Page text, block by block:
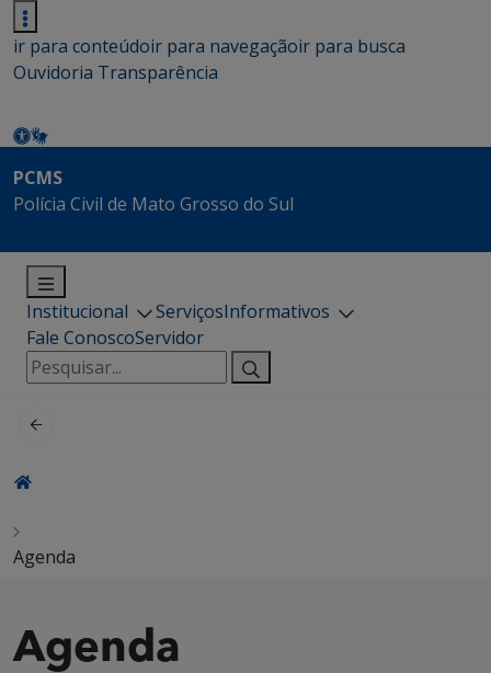
ir para conteúdoir para navegaçãoir para busca
Ouvidoria Transparência
PCMS
Polícia Civil de Mato Grosso do Sul
Institucional ServiçosInformativos
Fale ConoscoServidor
Pesquisar
por:
Agenda
Agenda